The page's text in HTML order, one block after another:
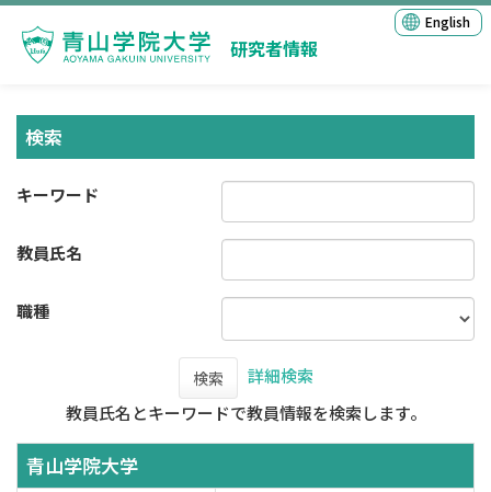
研究者情報
English
検索
キーワード
教員氏名
職種
検索
詳細検索
教員氏名とキーワードで教員情報を検索します。
青山学院大学